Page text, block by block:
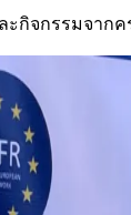
ะกิจกรรมจาก